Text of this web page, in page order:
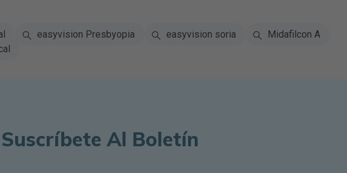
easyvision Presbyopia easyvision soria
Midafilcon A
Suscríbete Al Boletín